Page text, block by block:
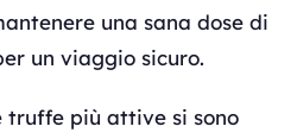
una sana dose di
un viaggio sicuro.
truffe più attive si sono